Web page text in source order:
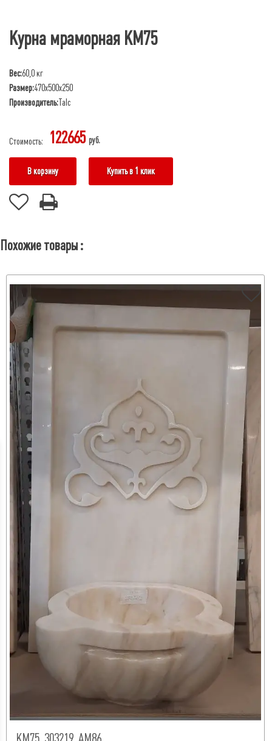
Курна мраморная КМ75
Вес:60,0 кг
Размер:470х500х250
Производитель: Talc
Стоимость: 122665 руб.
В корзину Купить в 1 клик
Похожие товары :